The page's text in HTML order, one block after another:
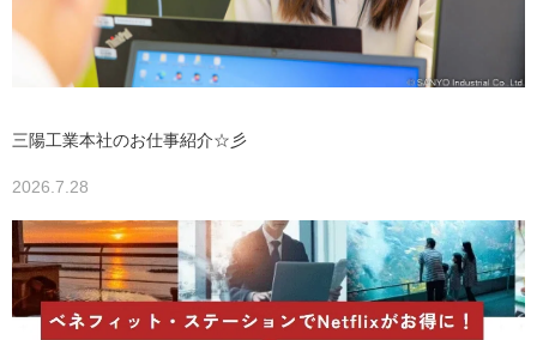
三陽工業本社のお仕事紹介☆彡
2026.7.28